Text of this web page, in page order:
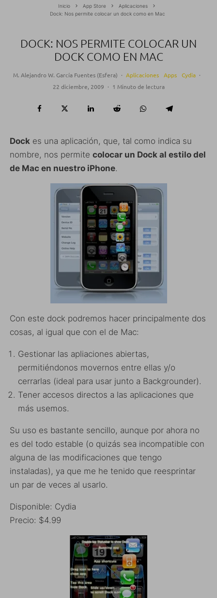
Inicio App Store
Aplicaciones
Dock: Nos permite colocar un dock como en Mac
DOCK: NOS PERMITE COLOCAR UN
DOCK COMO EN MAC
M. Alejandro W. García Fuentes (Esfera) · Aplicaciones Apps Cydia ·
22 diciembre, 2009 · 1 Minuto de lectura
Dock es una aplicación, que, tal como indica su
nombre, nos permite colocar un Dock al estilo del
de Mac en nuestro iPhone.
Con este dock podremos hacer principalmente dos
cosas, al igual que con el de Mac:
Gestionar las apliaciones abiertas,
permitiéndonos movernos entre ellas y/o
cerrarlas (ideal para usar junto a Backgrounder).
Tener accesos directos a las aplicaciones que
más usemos.
Su uso es bastante sencillo, aunque por ahora no
es del todo estable (o quizás sea incompatible con
alguna de las modificaciones que tengo
instaladas), ya que me he tenido que reesprintar
un par de veces al usarlo.
Disponible: Cydia
Precio: $4.99